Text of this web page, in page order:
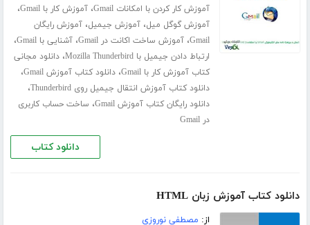
آموزش کار کردن با امکانات Gmail ،آموزش کار با Gmail ،
آموزش گوگل میل،آموزش جیمیل،آموزش رایگان
Gmail،آموزش ساخت اکانت در Gmail ،آشنایی با Gmail ،
ارتباط دادن جیمیل با Mozilla Thunderbird ،دانلود مجانی
کتاب آموزش کار با Gmail
،دانلود کتاب آموزش Gmail ،
دانلود کتاب آموزش انتقال جیمیل روی Thunderbird ،
دانلود رایگان کتاب آموزش Gmail ، ساخت حساب کاربری
در Gmail
دانلود کتاب
دانلود کتاب آموزش زبان HTML
از: مصطفی نوروزی